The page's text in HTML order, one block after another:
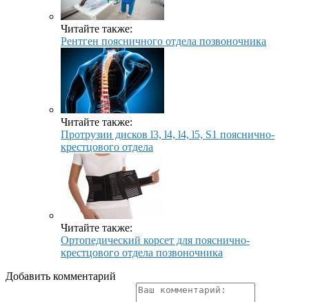
Читайте также:
Рентген поясничного отдела позвоночника
Читайте также:
Протрузии дисков l3, l4, l4, l5, S1 пояснично-
крестцового отдела
Читайте также:
Ортопедический корсет для пояснично-
крестцового отдела позвоночника
Добавить комментарий